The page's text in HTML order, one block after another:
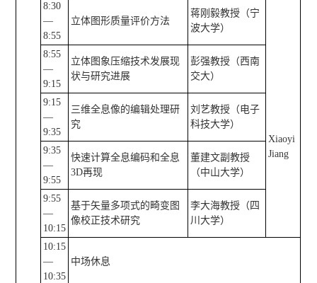
8:30
—
8:55
立体图形质量评价方法
蒋刚毅教授（宁
波大学）
Xiaoyi
Jiang
8:55
—
9:15
立体图象压缩技术发展现
状与研究进展
彭强教授（西南
交大）
9:15
—
9:35
三维全息像的编辑处理研
究
刘艺教授（电子
科技大学）
9:35
—
9:55
快速计算全息编码和全息
3D再现
董建文副教授
（中山大学）
9:55
—
10:15
基于矢量多项式的畸变图
像校正技术研究
李大海教授（四
川大学）
10:15
—
10:35
中场休息